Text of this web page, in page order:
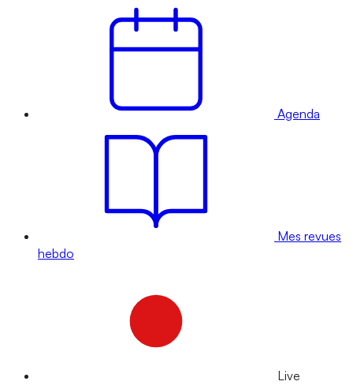
Agenda
Mes revues
hebdo
Live